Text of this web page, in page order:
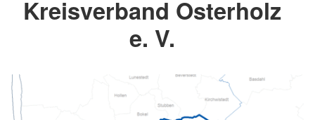
Kreisverband Osterholz
e. V.